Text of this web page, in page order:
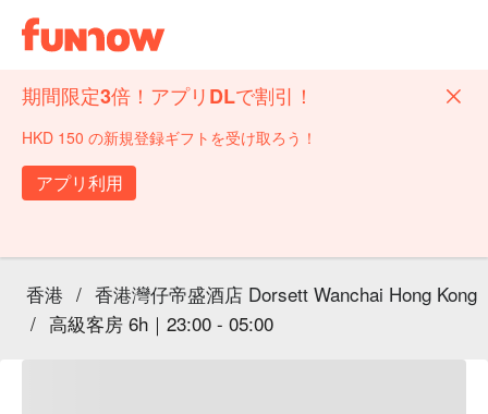
期間限定3倍！アプリDLで割引！
HKD 150 の新規登録ギフトを受け取ろう！
アプリ利用
香港 / 香港灣仔帝盛酒店 Dorsett Wanchai Hong Kong
/ 高級客房 6h｜23:00 - 05:00